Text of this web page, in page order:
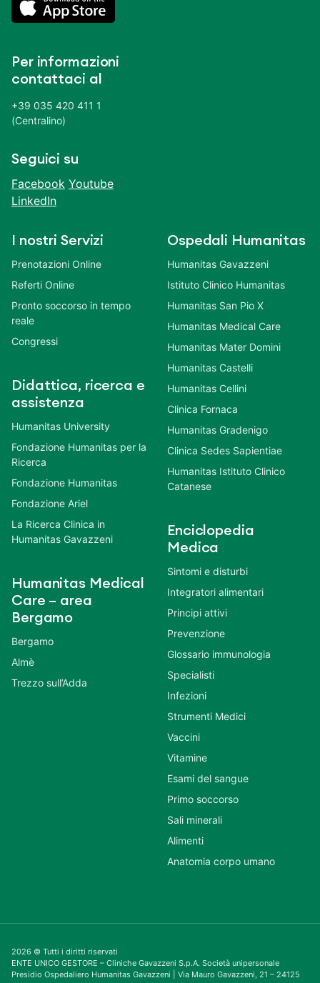
Per informazioni
contattaci al
+39 035 420 411 1
(Centralino)
Seguici su
Facebook Youtube
LinkedIn
I nostri Servizi
Prenotazioni Online
Referti Online
Pronto soccorso in tempo
reale
Congressi
Didattica, ricerca e
assistenza
Humanitas University
Fondazione Humanitas per la
Ricerca
Fondazione Humanitas
Fondazione Ariel
La Ricerca Clinica in
Humanitas Gavazzeni
Humanitas Medical
Care – area
Bergamo
Bergamo
Almè
Trezzo sull’Adda
Ospedali Humanitas
Humanitas Gavazzeni
Istituto Clinico Humanitas
Humanitas San Pio X
Humanitas Medical Care
Humanitas Mater Domini
Humanitas Castelli
Humanitas Cellini
Clinica Fornaca
Humanitas Gradenigo
Clinica Sedes Sapientiae
Humanitas Istituto Clinico
Catanese
Enciclopedia
Medica
Sintomi e disturbi
Integratori alimentari
Principi attivi
Prevenzione
Glossario immunologia
Specialisti
Infezioni
Strumenti Medici
Vaccini
Vitamine
Esami del sangue
Primo soccorso
Sali minerali
Alimenti
Anatomia corpo umano
2026 © Tutti i diritti riservati
ENTE UNICO GESTORE – Cliniche Gavazzeni S.p.A. Società unipersonale
Presidio Ospedaliero Humanitas Gavazzeni | Via Mauro Gavazzeni, 21 – 24125